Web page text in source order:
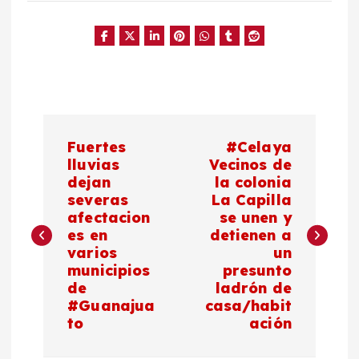
e
Fuertes
lluvias
dejan
severas
afectacion
es en
varios
municipios
de
#Guanajua
to
#Celaya
Vecinos de
la colonia
La Capilla
se unen y
detienen a
un
presunto
ladrón de
casa/habit
ación